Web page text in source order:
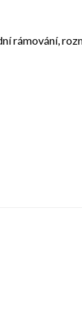
rámování,